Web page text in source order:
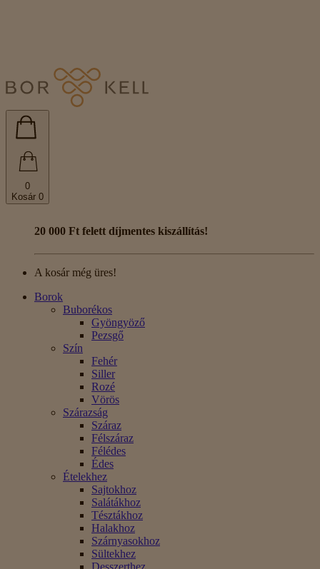
0
Kosár 0
20 000 Ft felett díjmentes kiszállítás!
A kosár még üres!
Borok
Buborékos
Gyöngyöző
Pezsgő
Szín
Fehér
Siller
Rozé
Vörös
Szárazság
Száraz
Félszáraz
Félédes
Édes
Ételekhez
Sajtokhoz
Salátákhoz
Tésztákhoz
Halakhoz
Szárnyasokhoz
Sültekhez
Desszerthez